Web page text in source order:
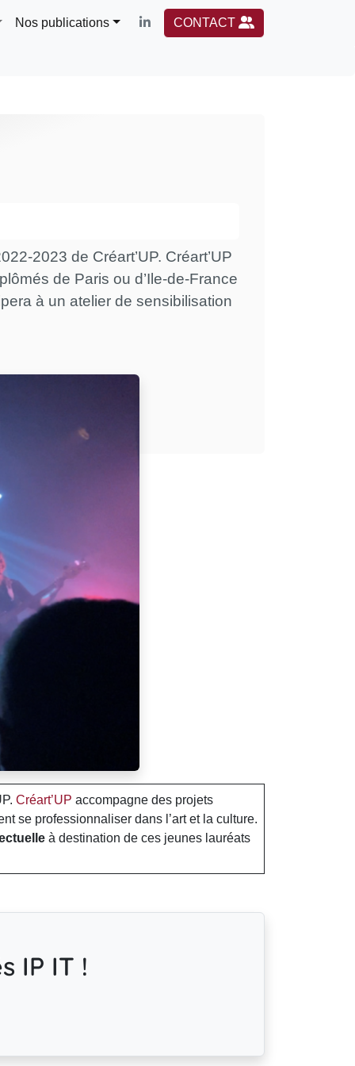
Nos publications CONTACT
2023 de Créart’UP. Créart’UP
de Paris ou d’Ile-de-France
à un atelier de sensibilisation
Créart’UP accompagne des projets
se professionnaliser dans l’art et la culture.
à destination de ces jeunes lauréats
IP IT !